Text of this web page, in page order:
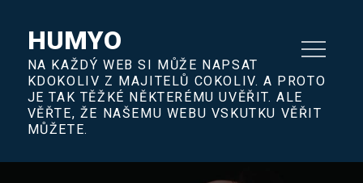
contentHUMYO
NA KAŽDÝ WEB SI MŮŽE NAPSAT
KDOKOLIV Z MAJITELŮ COKOLIV. A PROTO
JE TAK TĚŽKÉ NĚKTERÉMU UVĚŘIT. ALE
VĚŘTE, ŽE NAŠEMU WEBU VSKUTKU VĚŘIT
MŮŽETE.